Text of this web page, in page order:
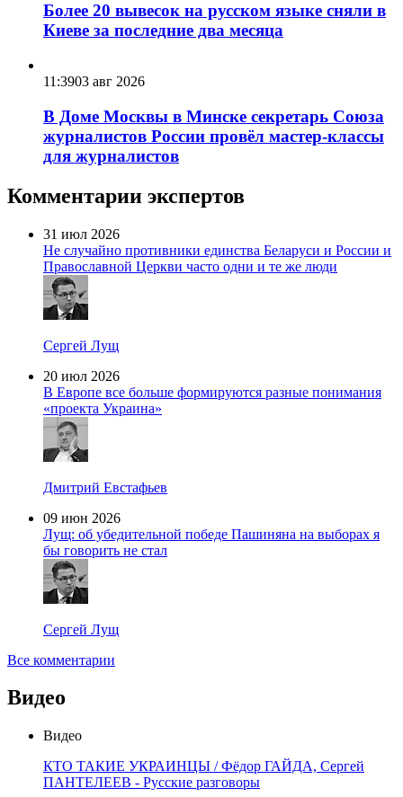
Более 20 вывесок на русском языке сняли в
Киеве за последние два месяца
11:3903 авг 2026
В Доме Москвы в Минске секретарь Союза
журналистов России провёл мастер-классы
для журналистов
Комментарии экспертов
31 июл 2026
Не случайно противники единства Беларуси и России и
Православной Церкви часто одни и те же люди
Сергей Лущ
20 июл 2026
В Европе все больше формируются разные понимания
«проекта Украина»
Дмитрий Евстафьев
09 июн 2026
Лущ: об убедительной победе Пашиняна на выборах я
бы говорить не стал
Сергей Лущ
Все комментарии
Видео
Видео
КТО ТАКИЕ УКРАИНЦЫ / Фёдор ГАЙДА, Сергей
ПАНТЕЛЕЕВ - Русские разговоры